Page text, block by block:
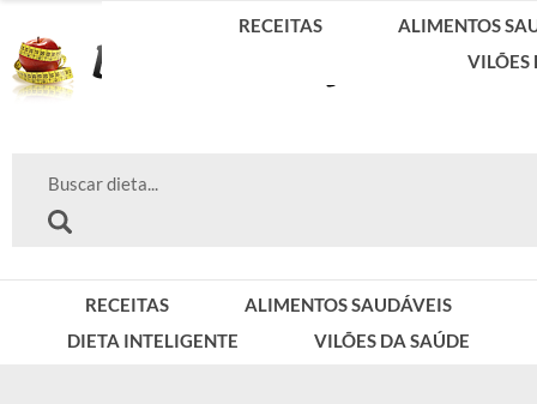
RECEITAS
ALIMENTOS SAUDÁVEIS
DIETA INTELIGENTE
VILÕES DA SAÚDE
RECEITAS
ALIMENTOS
VILÕES